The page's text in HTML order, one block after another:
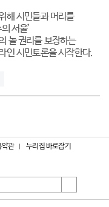
해 시민들과 머리를
서울’
놀 권리를 보장하는
인 시민토론을 시작한다.
약관 누리집 바로잡기